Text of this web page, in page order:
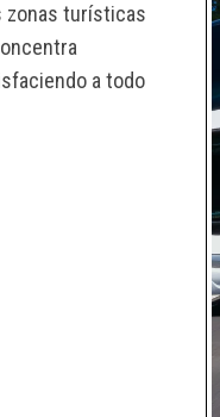
zonas turísticas
a todo